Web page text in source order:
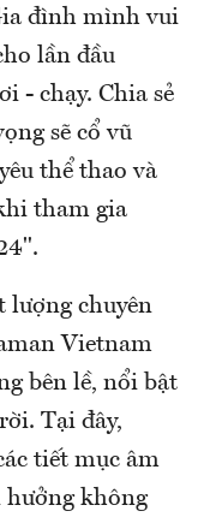
đình mình vui
lần đầu
- chạy. Chia sẻ
sẽ cổ vũ
thể thao và
tham gia
lượng chuyên
Vietnam
bên lề, nổi bật
Tại đây,
tiết mục âm
hưởng không